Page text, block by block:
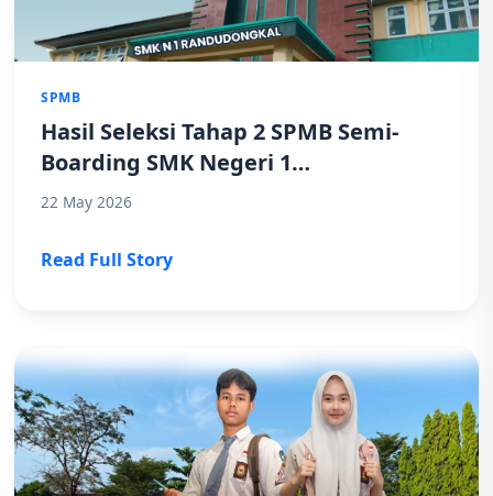
SPMB
Hasil Seleksi Tahap 2 SPMB Semi-
Boarding SMK Negeri 1
Randudongkal Resmi Diumumkan,
22 May 2026
Read Full Story